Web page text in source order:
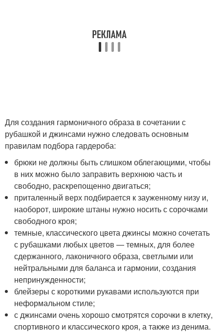
Для создания гармоничного образа в сочетании с
рубашкой и джинсами нужно следовать основным
правилам подбора гардероба:
брюки не должны быть слишком облегающими, чтобы
в них можно было заправить верхнюю часть и
свободно, раскрепощенно двигаться;
приталенный верх подбирается к зауженному низу и,
наоборот, широкие штаны нужно носить с сорочками
свободного кроя;
темные, классического цвета джинсы можно сочетать
с рубашками любых цветов — темных, для более
сдержанного, лаконичного образа, светлыми или
нейтральными для баланса и гармонии, создания
непринужденности;
блейзеры с короткими рукавами используются при
неформальном стиле;
с джинсами очень хорошо смотрятся сорочки в клетку,
спортивного и классического кроя, а также из денима.